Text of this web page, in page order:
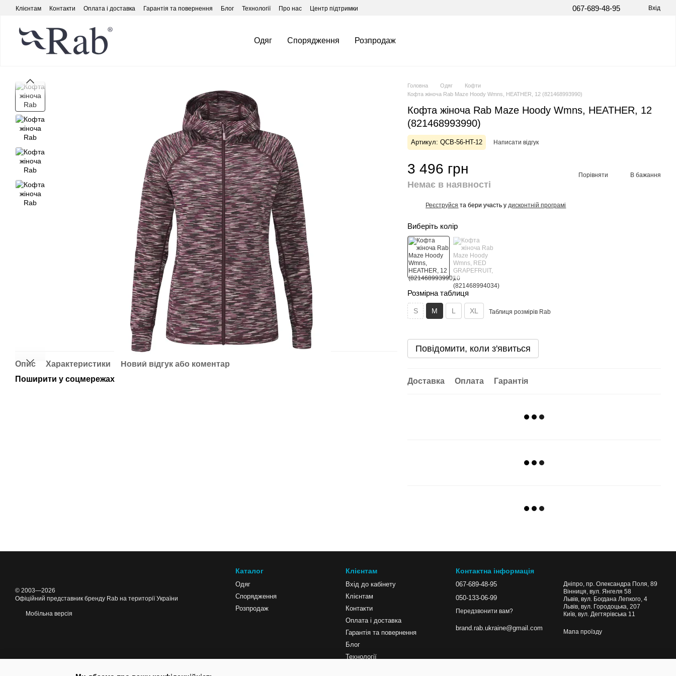
Перейти до основного контенту
Клієнтам Контакти Оплата і доставка Гарантія та повернення Блог Технології Про нас Центр підтримки 067-689-48-95 Вхід
Одяг Спорядження Розпродаж
Опис Характеристики
Новий відгук або коментар
Поширити у соцмережах
Головна Одяг
Кофти
Кофта жіноча Rab Maze Hoody Wmns, HEATHER, 12 (821468993990)
Кофта жіноча Rab Maze Hoody Wmns, HEATHER, 12
(821468993990)
Артикул: QCB-56-HT-12 Написати відгук
3 496 грн
Немає в наявності
Порівняти В бажання
Реєструйся та бери участь у дисконтній програмі
Виберіть колір
Розмірна таблиця
S M L XL Таблиця розмірів Rab
Повідомити, коли з'явиться
Доставка Оплата Гарантія
© 2003—2026
Офіційний представник бренду Rab на території України
Мобільна версія
Каталог
Одяг
Спорядження
Розпродаж
Клієнтам
Вхід до кабінету
Клієнтам
Контакти
Оплата і доставка
Гарантія та повернення
Блог
Технології
Контактна інформація
067-689-48-95
050-133-06-99
Передзвонити вам?
brand.rab.ukraine@gmail.com
Дніпро, пр. Олександра Поля, 89
Вінниця, вул. Янгеля 58
Львів, вул. Богдана Лепкого, 4
Львів, вул. Городоцька, 207
Київ, вул. Дегтярівська 11
Мапа проїзду